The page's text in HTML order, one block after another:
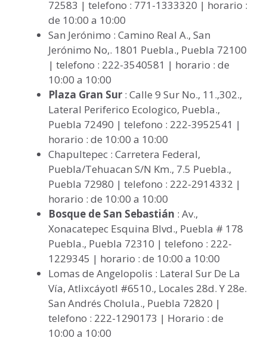
72583 | telefono : 771-1333320 | horario :
de 10:00 a 10:00
San Jerónimo : Camino Real A., San
Jerónimo No,. 1801 Puebla., Puebla 72100
| telefono : 222-3540581 | horario : de
10:00 a 10:00
Plaza Gran Sur : Calle 9 Sur No., 11.,302.,
Lateral Periferico Ecologico, Puebla.,
Puebla 72490 | telefono : 222-3952541 |
horario : de 10:00 a 10:00
Chapultepec : Carretera Federal,
Puebla/Tehuacan S/N Km., 7.5 Puebla.,
Puebla 72980 | telefono : 222-2914332 |
horario : de 10:00 a 10:00
Bosque de San Sebastián : Av.,
Xonacatepec Esquina Blvd., Puebla # 178
Puebla., Puebla 72310 | telefono : 222-
1229345 | horario : de 10:00 a 10:00
Lomas de Angelopolis : Lateral Sur De La
Vía, Atlixcáyotl #6510., Locales 28d. Y 28e.
San Andrés Cholula., Puebla 72820 |
telefono : 222-1290173 | Horario : de
10:00 a 10:00